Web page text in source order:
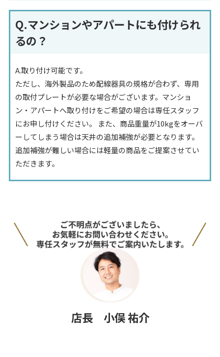
Q.マンションやアパートにも付けられ
るの？
A.取り付け可能です。
ただし、海外製品のため配線器具の規格が合わず、専用
の取付プレートが必要な場合がございます。マンショ
ン・アパートへ取り付けをご希望の場合は専任スタッフ
にお申し付けください。 また、商品重量が10kgをオーバ
ーしてしまう場合は天井の追加補強が必要となります。
追加補強が難しい場合には軽量の商品をご提案させてい
ただきます。
店長 小俣 祐介